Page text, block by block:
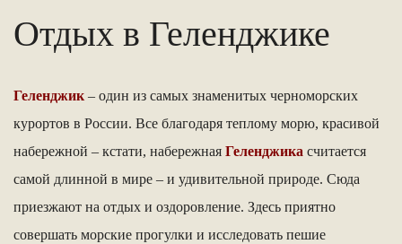
Отдых в Геленджике
Геленджик – один из самых знаменитых черноморских
курортов в России. Все благодаря теплому морю, красивой
набережной – кстати, набережная Геленджика считается
самой длинной в мире – и удивительной природе. Сюда
приезжают на отдых и оздоровление. Здесь приятно
совершать морские прогулки и исследовать пешие